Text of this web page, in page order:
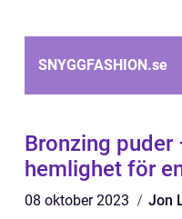
SNYGGFASHION.se
Bronzing puder
hemlighet för
08 oktober 2023 Jon